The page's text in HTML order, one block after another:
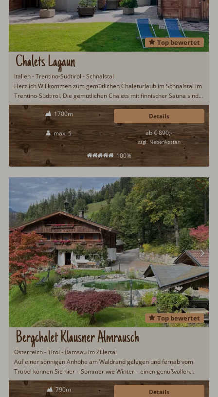
Chalets Lagaun
Top bewertet
Italien - Trentino-Südtirol - Schnalstal
Herzlich Willkommen zum gemütlichen Chaleturlaub im Schnalstal im
Trentino-Südtirol. Die gemütlichen Chalets mit finnischer Sauna sind
neu erbaut und bieten die besten Voraussetzungen für einen
erholsamen Urlaub im Trentino. Wintersport geht hier am
Schnalstaler Gletscher von September bis in den Mai...
1700m
max. 5
100%
ab € 890,-
zzgl. Nebenkosten
Details
Bergchalet Klausner Almrausch
Top bewertet
Österreich - Tirol - Ramsau im Zillertal
Auf einer sonnigen Anhöhe am Waldrand gelegen und fernab vom
Trubel können Sie hier – Sommer wie Winter – einen genußvollen
Urlaub verbringen. Der 250 Jahre alte Tiroler...
790m
Details